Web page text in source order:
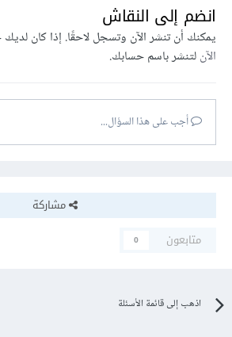
انضم إلى النقاش
يمكنك أن تنشر الآن وتسجل لاحقًا. إذا كان
الآنلتنشر باسم حسابك.
أجب على هذا السؤال...
مشاركة
متابعون
0
اذهب إلى قائمة الأسئلة